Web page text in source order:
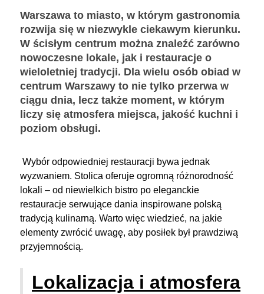
Warszawa to miasto, w którym gastronomia
rozwija się w niezwykle ciekawym kierunku.
W ścisłym centrum można znaleźć zarówno
nowoczesne lokale, jak i restauracje o
wieloletniej tradycji. Dla wielu osób obiad w
centrum Warszawy to nie tylko przerwa w
ciągu dnia, lecz także moment, w którym
liczy się atmosfera miejsca, jakość kuchni i
poziom obsługi.
Wybór odpowiedniej restauracji bywa jednak
wyzwaniem. Stolica oferuje ogromną różnorodność
lokali – od niewielkich bistro po eleganckie
restauracje serwujące dania inspirowane polską
tradycją kulinarną. Warto więc wiedzieć, na jakie
elementy zwrócić uwagę, aby posiłek był prawdziwą
przyjemnością.
Lokalizacja i atmosfera